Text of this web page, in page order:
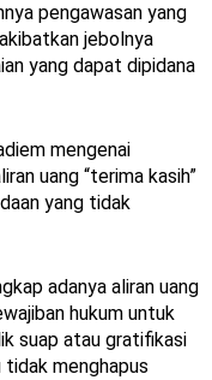
pengawasan yang
jebolnya
yang dapat dipidana
mengenai
uang “terima kasih”
yang tidak
adanya aliran uang
hukum untuk
suap atau gratifikasi
tidak menghapus